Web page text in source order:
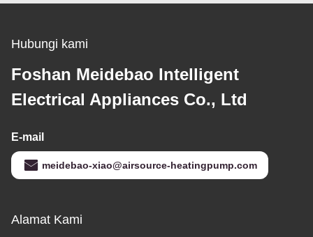
Hubungi kami
Foshan Meidebao Intelligent
Electrical Appliances Co., Ltd
E-mail
meidebao-xiao@airsource-heatingpump.com
Alamat Kami